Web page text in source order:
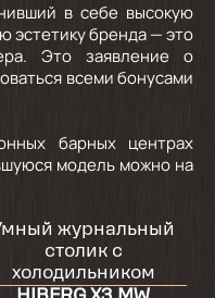
в себе высокую
эстетику бренда — это
Это заявление о
всеми бонусами
барных центрах
модель можно на
журнальный
столик с
холодильником